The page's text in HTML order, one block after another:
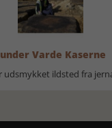
Varde Kaserne
ildsted fra